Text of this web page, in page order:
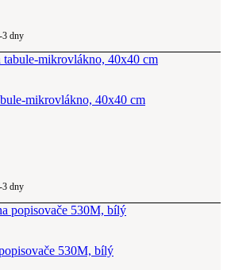
3 dny
mikrovlákno, 40x40 cm
3 dny
530M, bílý